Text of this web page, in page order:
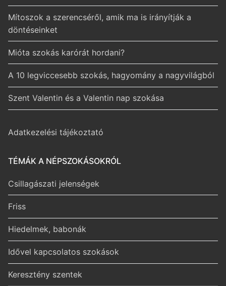
Mítoszok a szerencséről, amik ma is irányítják a
döntéseinket
Mióta szokás karórát hordani?
A 10 legviccesebb szokás, hagyomány a nagyvilágból
Szent Valentin és a Valentin nap szokása
Adatkezelési tájékoztató
TÉMÁK A NÉPSZOKÁSOKRÓL
Csillagászati jelenségek
Friss
Hiedelmek, babonák
Idővel kapcsolatos szokások
Keresztény szentek